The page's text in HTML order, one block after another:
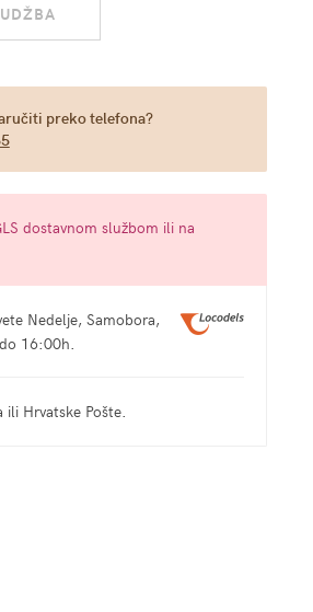
preko telefona?
dostavnom službom ili na
Nedelje, Samobora,
16:00h.
Hrvatske Pošte.